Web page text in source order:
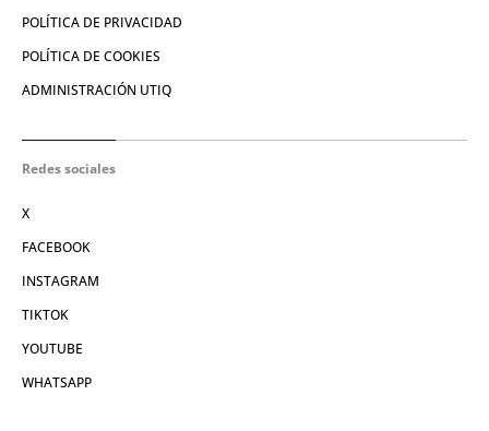
POLÍTICA DE PRIVACIDAD
POLÍTICA DE COOKIES
ADMINISTRACIÓN UTIQ
Redes sociales
X
FACEBOOK
INSTAGRAM
TIKTOK
YOUTUBE
WHATSAPP